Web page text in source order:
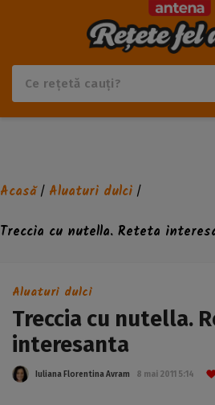
Acasă/ Aluaturi dulci /
Treccia cu nutella. Reteta
Aluaturi dulci
Treccia cu nutella.
interesanta
Iuliana Florentina Avram 8 mai 2011 5:14